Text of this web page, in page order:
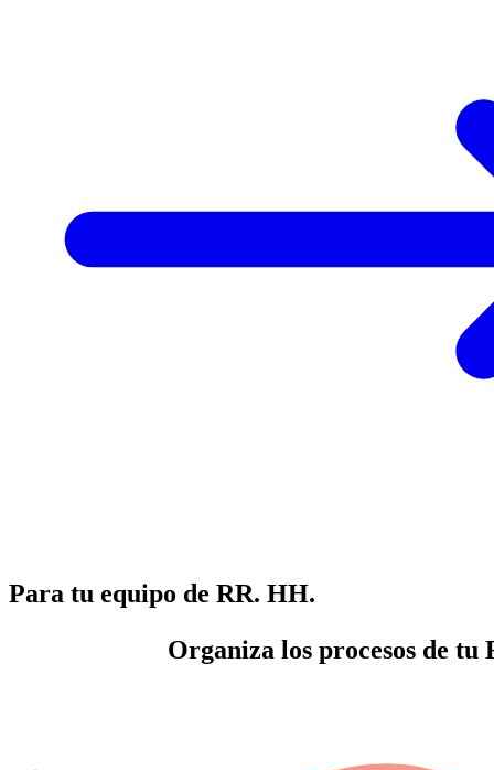
Para tu equipo de RR. HH.
Organiza los procesos de tu